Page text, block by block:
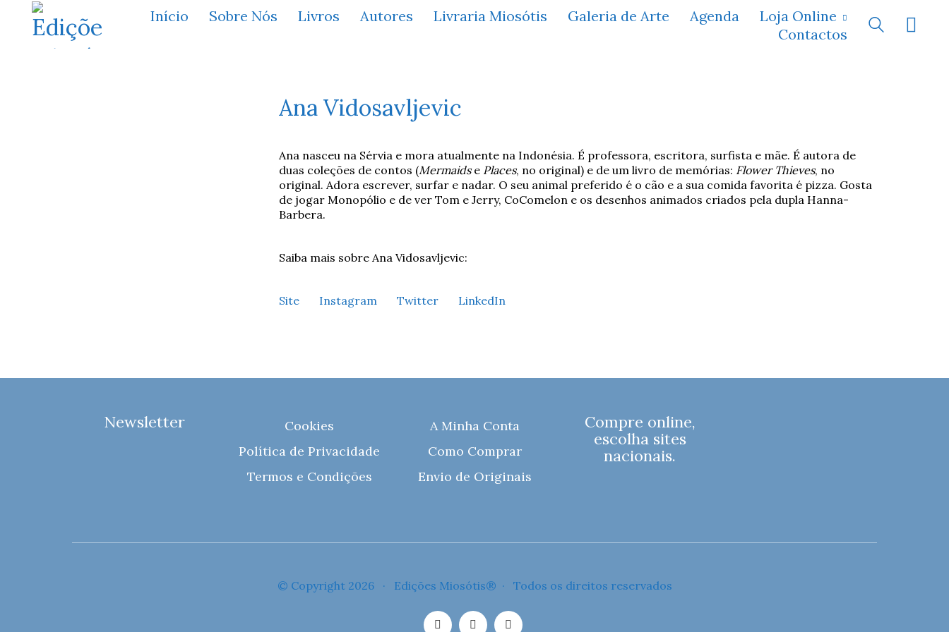
Início Sobre Nós Livros Autores Livraria Miosótis Galeria de Arte Agenda
Loja Online
Contactos
Ana Vidosavljevic
Ana nasceu na Sérvia e mora atualmente na Indonésia. É professora, escritora, surfista e mãe. É autora de
duas coleções de contos (Mermaidse Places, no original) e de um livro de memórias: Flower Thieves, no
original. Adora escrever, surfar e nadar. O seu animal preferido é o cão e a sua comida favorita é pizza. Gosta
de jogar Monopólio e de ver Tom e Jerry, CoComelon e os desenhos animados criados pela dupla Hanna-
Barbera.
Saiba mais sobre Ana Vidosavljevic:
Site Instagram Twitter LinkedIn
Newsletter
Cookies
Política de Privacidade
Termos e Condições
A Minha Conta
Como Comprar
Envio de Originais
Compre online,
escolha sites
nacionais.
© Copyright 2026 · Edições Miosótis® · Todos os direitos reservados